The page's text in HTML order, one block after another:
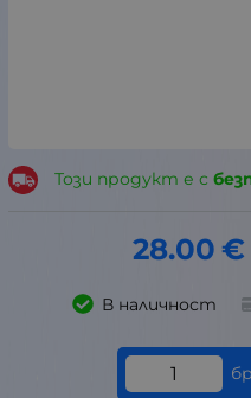
Този продукт е с
28.00 €
В наличност